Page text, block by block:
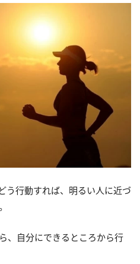
う行動すれば、明るい人に近づ
、自分にできるところから行